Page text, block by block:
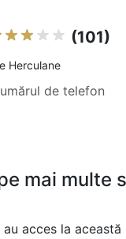
(101)
Herculane
de telefon
mai multe
acces la această